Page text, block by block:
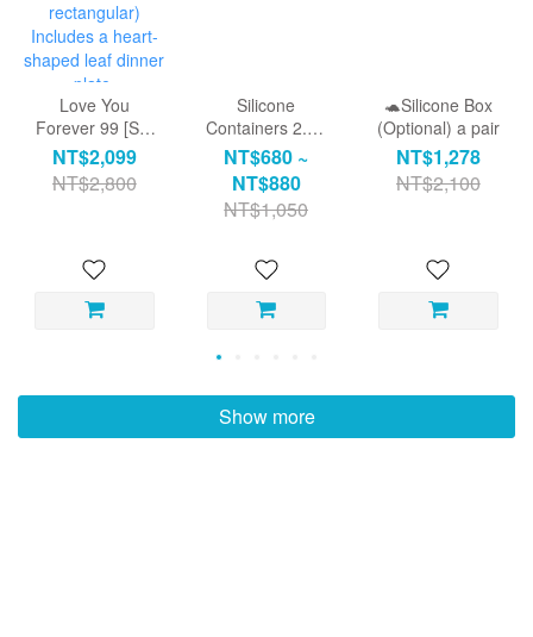
Love You
Forever 99 [Set
of 3]
(1200/900/600
rectangular)
dinner plate.
NT$2,099
NT$2,800
Silicone
Containers 2.0 -
Silicone Turtle
NT$680 ~
NT$880
NT$1,050
🐢Silicone Box
(Optional) a pair
NT$1,278
NT$2,100
Show more